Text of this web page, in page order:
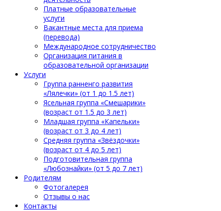
Платные образовательные
услуги
Вакантные места для приема
(перевода)
Международное сотрудничество
Организация питания в
образовательной организации
Услуги
Группа ранненго развития
«Лялечки» (от 1 до 1.5 лет)
Ясельная группа «Смешарики»
(возраст от 1.5 до 3 лет)
Младшая группа «Капельки»
(возраст от 3 до 4 лет)
Средняя группа «Звёздочки»
(возраст от 4 до 5 лет)
Подготовительная группа
«Любознайки» (от 5 до 7 лет)
Родителям
Фотогалерея
Отзывы о нас
Контакты